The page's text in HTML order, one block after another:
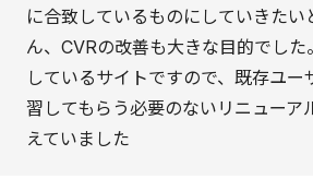
に合致しているものにしていきたい
ん、CVRの改善も大きな目的でし
しているサイトですので、既存ユー
習してもらう必要のないリニューア
えていました